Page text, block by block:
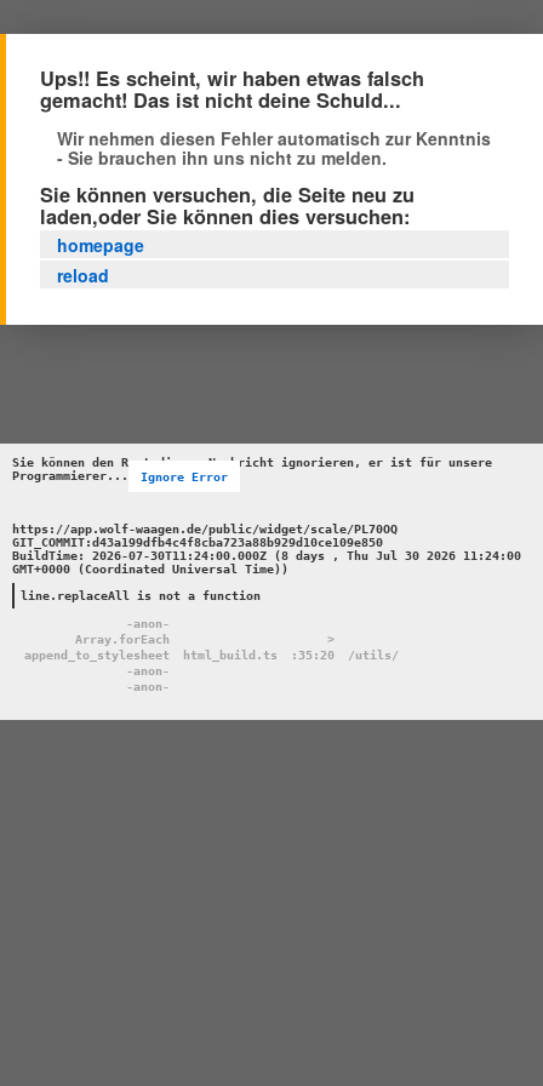
Ups!! Es scheint, wir haben etwas falsch
gemacht! Das ist nicht deine Schuld...
Wir nehmen diesen Fehler automatisch zur Kenntnis
- Sie brauchen ihn uns nicht zu melden.
Sie können versuchen, die Seite neu zu
laden,oder Sie können dies versuchen:
homepage
reload
Sie können den Rest dieser Nachricht ignorieren, er ist für unsere
Programmierer...
Ignore Error
https://app.wolf-waagen.de/public/widget/scale/PL70OQ
GIT_COMMIT:d43a199dfb4c4f8cba723a88b929d10ce109e850
BuildTime: 2026-07-30T11:24:00.000Z (8 days , Thu Jul 30 2026 11:24:00
GMT+0000 (Coordinated Universal Time))
line.replaceAll is not a function
-anon-
Array.forEach
>
append_to_stylesheet
html_build.ts :35:20
/utils/
-anon-
-anon-